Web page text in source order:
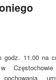
godz. 11.00 na
pochowania